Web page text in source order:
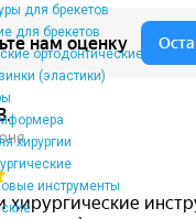
для брекетов
для брекетов
ортодонтические
(эластики)
хирургии
инструменты